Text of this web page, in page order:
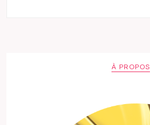
À PROPOS